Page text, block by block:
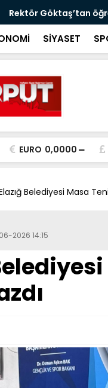
Rektör Göktaş’tan
SİYASET
EURO 0,0000
Belediyesi Masa
2026 14:15